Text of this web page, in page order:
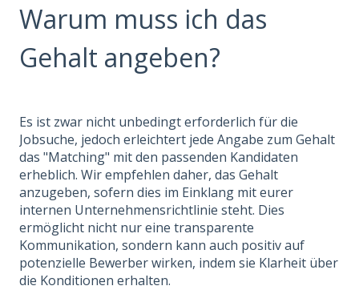
Warum muss ich das
Gehalt angeben?
Es ist zwar nicht unbedingt erforderlich für die
Jobsuche, jedoch erleichtert jede Angabe zum Gehalt
das "Matching" mit den passenden Kandidaten
erheblich. Wir empfehlen daher, das Gehalt
anzugeben, sofern dies im Einklang mit eurer
internen Unternehmensrichtlinie steht. Dies
ermöglicht nicht nur eine transparente
Kommunikation, sondern kann auch positiv auf
potenzielle Bewerber wirken, indem sie Klarheit über
die Konditionen erhalten.